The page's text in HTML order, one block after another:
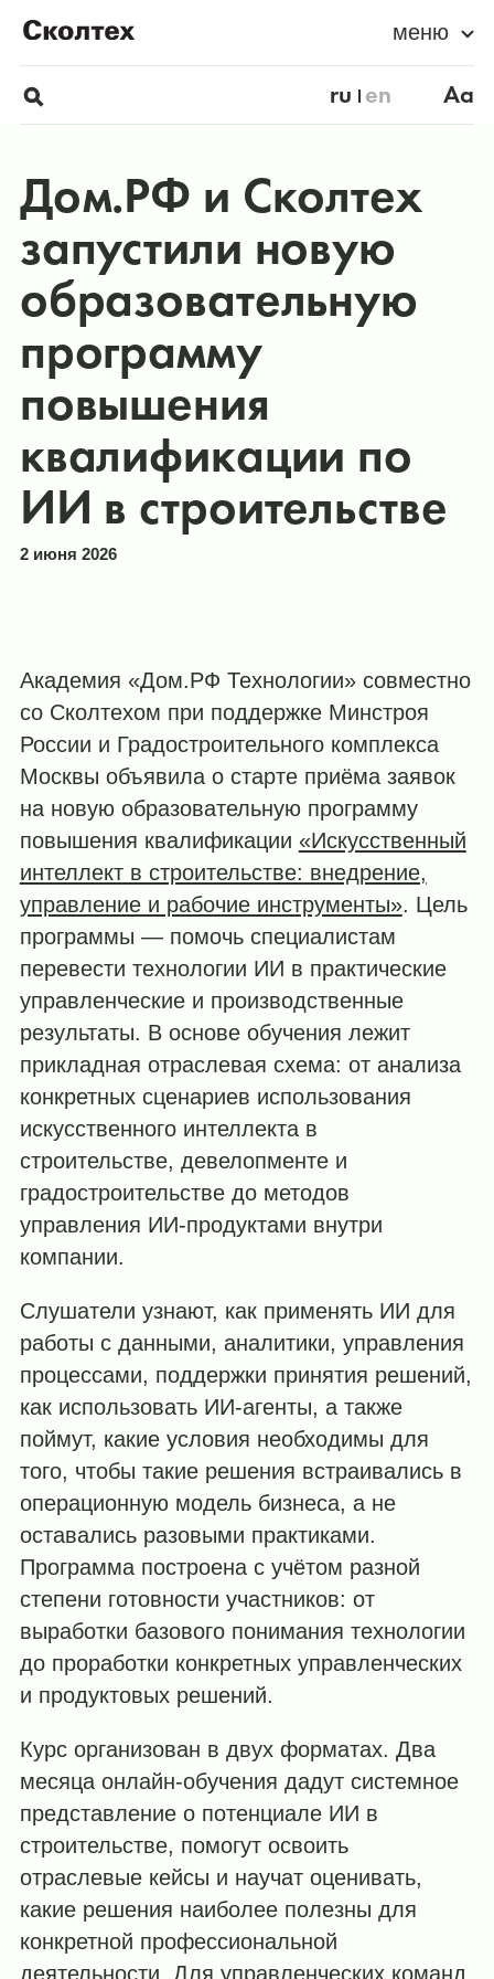
меню
ru en Aa
Дом.РФ и Сколтех
запустили новую
образовательную
программу
повышения
квалификации по
ИИ в строительстве
2 июня 2026
Академия «Дом.РФ Технологии» совместно
со Сколтехом при поддержке Минстроя
России и Градостроительного комплекса
Москвы объявила о старте приёма заявок
на новую образовательную программу
повышения квалификации «Искусственный
интеллект в строительстве: внедрение,
управление и рабочие инструменты». Цель
программы — помочь специалистам
перевести технологии ИИ в практические
управленческие и производственные
результаты. В основе обучения лежит
прикладная отраслевая схема: от анализа
конкретных сценариев использования
искусственного интеллекта в
строительстве, девелопменте и
градостроительстве до методов
управления ИИ-продуктами внутри
компании.
Слушатели узнают, как применять ИИ для
работы с данными, аналитики, управления
процессами, поддержки принятия решений,
как использовать ИИ-агенты, а также
поймут, какие условия необходимы для
того, чтобы такие решения встраивались в
операционную модель бизнеса, а не
оставались разовыми практиками.
Программа построена с учётом разной
степени готовности участников: от
выработки базового понимания технологии
до проработки конкретных управленческих
и продуктовых решений.
Курс организован в двух форматах. Два
месяца онлайн-обучения дадут системное
представление о потенциале ИИ в
строительстве, помогут освоить
отраслевые кейсы и научат оценивать,
какие решения наиболее полезны для
конкретной профессиональной
деятельности. Для управленческих команд